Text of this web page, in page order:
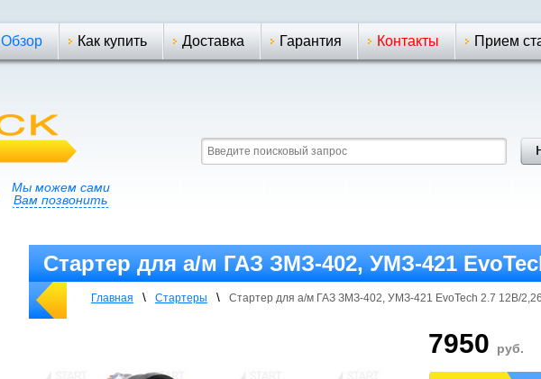
Обзор Как купить Доставка Гарантия Контакты Прием
Мы можем сами
Вам позвонить
Стартер для а/м ГАЗ ЗМЗ-402, УМЗ-421
STARTVOLT
Главная \ Стартеры \ Стартер для а/м ГАЗ ЗМЗ-402, УМЗ-421 EvoTech 2.7 12В/
7950 руб.